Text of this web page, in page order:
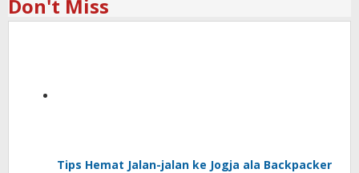
Don't Miss
Tips Hemat Jalan-jalan ke Jogja ala Backpacker